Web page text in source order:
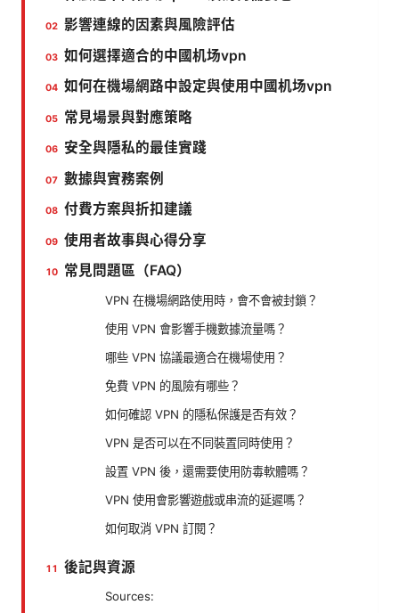
影響連線的因素與風險評估
如何選擇適合的中國机场vpn
如何在機場網路中設定與使用中國机场vpn
常見場景與對應策略
安全與隱私的最佳實踐
數據與實務案例
付費方案與折扣建議
使用者故事與心得分享
常見問題區（FAQ）
VPN 在機場網路使用時，會不會被封鎖？
使用 VPN 會影響手機數據流量嗎？
哪些 VPN 協議最適合在機場使用？
免費 VPN 的風險有哪些？
如何確認 VPN 的隱私保護是否有效？
VPN 是否可以在不同裝置同時使用？
設置 VPN 後，還需要使用防毒軟體嗎？
VPN 使用會影響遊戲或串流的延遲嗎？
如何取消 VPN 訂閱？
後記與資源
Sources: